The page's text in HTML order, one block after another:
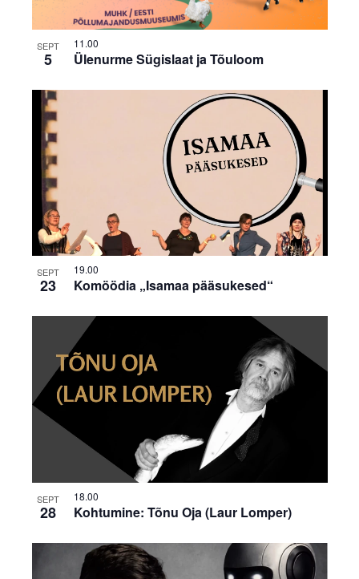
SEPT
5 Ülenurme Sügislaat ja Tõuloom
11.00
SEPT
23 Komöödia „Isamaa pääsukesed“
19.00
SEPT
28 Kohtumine: Tõnu Oja (Laur Lomper)
18.00